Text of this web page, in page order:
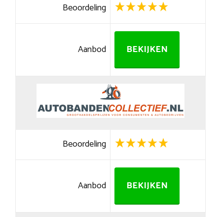
Beoordeling
Aanbod BEKIJKEN
Beoordeling
Aanbod BEKIJKEN